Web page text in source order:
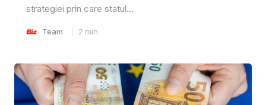
strategiei prin care statul...
Team 2 min